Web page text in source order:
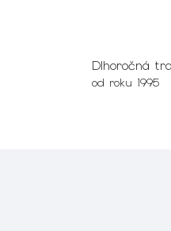
Dlhoročná
od roku 1995